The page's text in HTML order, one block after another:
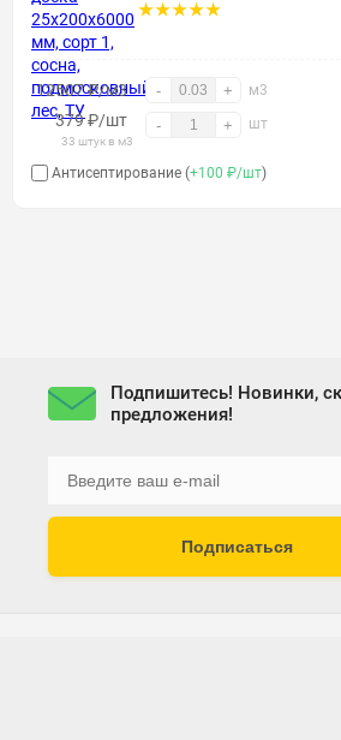
12507 ₽/м3 - + м3
379₽/шт
33 штук в м3
- + шт
Антисептирование (+100 ₽/шт)
Подпишитесь! Новинки,
предложения!
Подписаться